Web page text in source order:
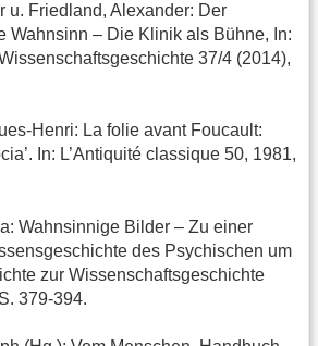
u. Friedland, Alexander: Der
Wahnsinn – Die Klinik als Bühne, In:
37/4 (2014),
Henri: La folie avant Foucault:
In: L’Antiquité classique 50, 1981,
Wahnsinnige Bilder – Zu einer
des Psychischen um
zur Wissenschaftsgeschichte
379-394.